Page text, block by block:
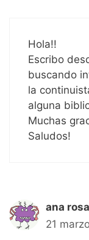
Hola!!
Escribo
buscando
la
alguna
Muchas
Saludos!
ana
21